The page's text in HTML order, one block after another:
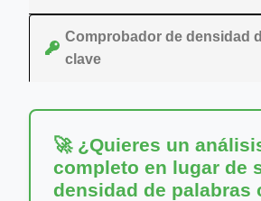
Comprobador de densidad
clave
🚀 ¿Quieres un
completo en lugar de
densidad de palabras